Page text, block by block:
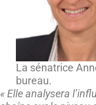
La sénatrice
bureau.
« Elle analysera